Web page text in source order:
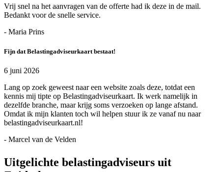
Vrij snel na het aanvragen van de offerte had ik deze in de mail.
Bedankt voor de snelle service.
- Maria Prins
Fijn dat Belastingadviseurkaart bestaat!
6 juni 2026
Lang op zoek geweest naar een website zoals deze, totdat een
kennis mij tipte op Belastingadviseurkaart. Ik werk namelijk in
dezelfde branche, maar krijg soms verzoeken op lange afstand.
Omdat ik mijn klanten toch wil helpen stuur ik ze vanaf nu naar
belastingadviseurkaart.nl!
- Marcel van de Velden
Uitgelichte belastingadviseurs uit